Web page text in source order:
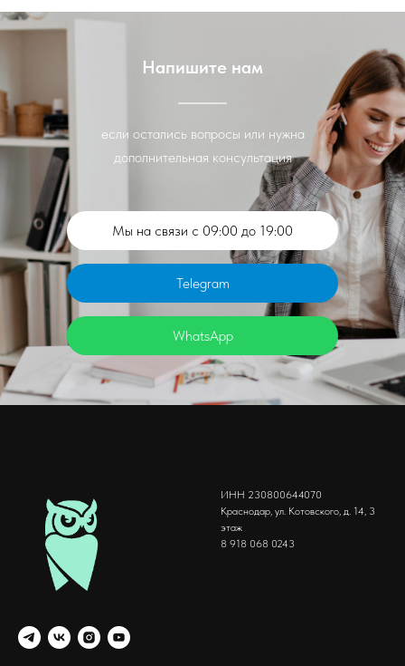
Напишите нам
если остались вопросы или нужна
дополнительная консультация
Мы на связи с 09:00 до 19:00
Telegram
WhatsApp
ИНН 230800644070
Краснодар, ул. Котовского, д. 14, 3
этаж
8 918 068 0243